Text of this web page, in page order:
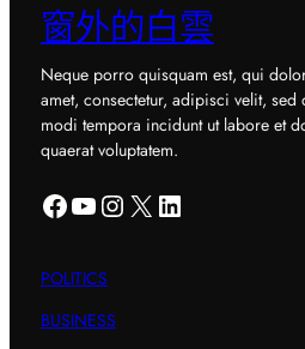
窗外的白雲
Neque porro quisquam est, qui
amet, consectetur, adipisci velit, sed
modi tempora incidunt ut labore et
quaerat voluptatem.
Facebook YouTube Instagram X LinkedIn
POLITICS
BUSINESS